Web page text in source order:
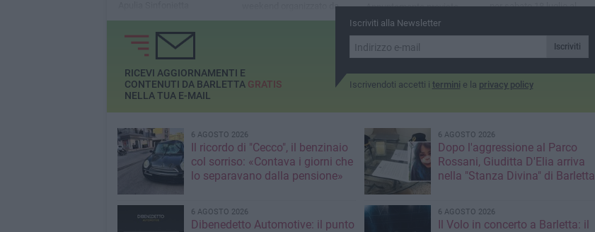
weekend organizzato da
Radio Deejay con i live di
Appuntamento previsto
domenica 26 luglio
per sabato 18 luglio al
Iscriviti alla Newsletter
Iscriviti
Iscrivendoti accetti i termini e la privacy policy
RICEVI AGGIORNAMENTI E
CONTENUTI DA BARLETTA GRATIS
NELLA TUA E-MAIL
6 AGOSTO 2026
Il ricordo di "Cecco", il benzinaio
col sorriso: «Contava i giorni che
lo separavano dalla pensione»
6 AGOSTO 2026
Dopo l'aggressione al Parco
Rossani, Giuditta D'Elia arriva
nella "Stanza Divina" di Barletta
6 AGOSTO 2026
Dibenedetto Automotive: il punto
6 AGOSTO 2026
Il Volo in concerto a Barletta: il